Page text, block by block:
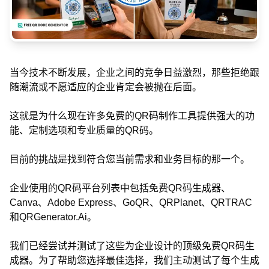
当今技术不断发展，企业之间的竞争日益激烈，那些拒绝跟
随潮流或不愿适应的企业肯定会被抛在后面。
这就是为什么现在许多免费的QR码制作工具提供强大的功
能、定制选项和专业质量的QR码。
目前的挑战是找到符合您当前需求和业务目标的那一个。
企业使用的QR码平台列表中包括免费QR码生成器、
Canva、Adobe Express、GoQR、QRPlanet、QRTRAC
和QRGenerator.Ai。
我们已经尝试并测试了这些为企业设计的顶级免费QR码生
成器。为了帮助您选择最佳选择，我们主动测试了每个生成